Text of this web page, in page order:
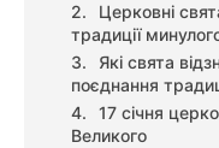
Церковні
традиції
Які свята
поєднання
17 січня
Великого